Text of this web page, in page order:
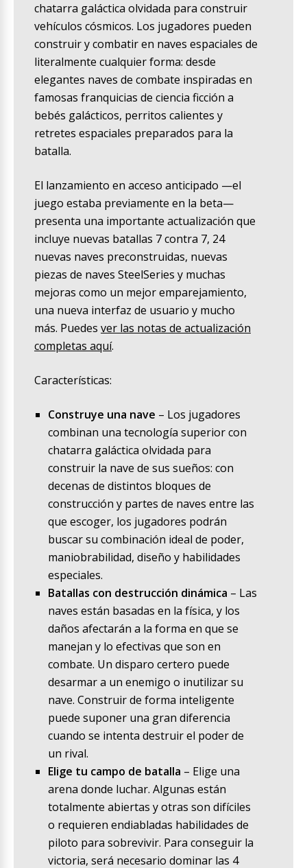
chatarra galáctica olvidada para construir
vehículos cósmicos. Los jugadores pueden
construir y combatir en naves espaciales de
literalmente cualquier forma: desde
elegantes naves de combate inspiradas en
famosas franquicias de ciencia ficción a
bebés galácticos, perritos calientes y
retretes espaciales preparados para la
batalla.
El lanzamiento en acceso anticipado —el
juego estaba previamente en la beta—
presenta una importante actualización que
incluye nuevas batallas 7 contra 7, 24
nuevas naves preconstruidas, nuevas
piezas de naves SteelSeries y muchas
mejoras como un mejor emparejamiento,
una nueva interfaz de usuario y mucho
más. Puedes ver las notas de actualización
completas aquí.
Características:
Construye una nave – Los jugadores
combinan una tecnología superior con
chatarra galáctica olvidada para
construir la nave de sus sueños: con
decenas de distintos bloques de
construcción y partes de naves entre las
que escoger, los jugadores podrán
buscar su combinación ideal de poder,
maniobrabilidad, diseño y habilidades
especiales.
Batallas con destrucción dinámica – Las
naves están basadas en la física, y los
daños afectarán a la forma en que se
manejan y lo efectivas que son en
combate. Un disparo certero puede
desarmar a un enemigo o inutilizar su
nave. Construir de forma inteligente
puede suponer una gran diferencia
cuando se intenta destruir el poder de
un rival.
Elige tu campo de batalla – Elige una
arena donde luchar. Algunas están
totalmente abiertas y otras son difíciles
o requieren endiabladas habilidades de
piloto para sobrevivir. Para conseguir la
victoria, será necesario dominar las 4